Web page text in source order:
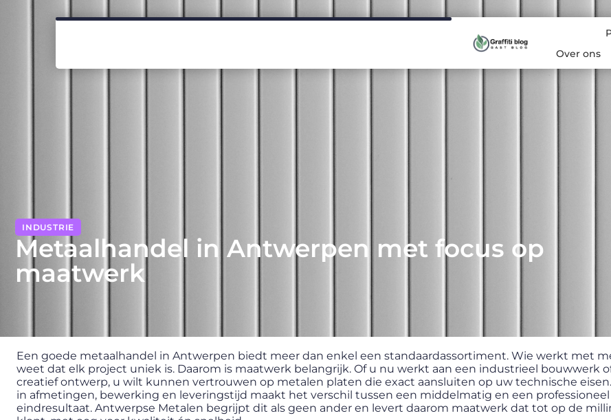
Over ons
INDUSTRIE
Metaalhandel in Antwerpen met focus op
maatwerk
Een goede metaalhandel in Antwerpen biedt meer dan enkel een standaardassortiment. Wie werkt met
weet dat elk project uniek is. Daarom is maatwerk belangrijk. Of u nu werkt aan een industrieel bouwwerk
creatief ontwerp, u wilt kunnen vertrouwen op metalen platen die exact aansluiten op uw technische
in afmetingen, bewerking en leveringstijd maakt het verschil tussen een middelmatig en een professioneel
eindresultaat. Antwerpse Metalen begrijpt dit als geen ander en levert daarom maatwerk dat tot op de